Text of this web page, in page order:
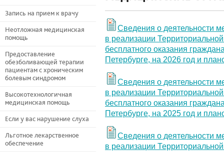
Запись на прием к врачу
Неотложная медицинская
помощь
Предоставление
обезболивающей терапии
пациентам с хроническим
болевым синдромом
Высокотехнологичная
медицинская помощь
Если у вас нарушение слуха
Льготное лекарственное
обеспечение
Сведения о деятельности
в реализации
бесплатного оказания
Петербурге, на 2026 год и
Сведения о деятельности
в реализации
бесплатного оказания
Петербурге, на 2025 год и
Сведения о деятельности
в реализации